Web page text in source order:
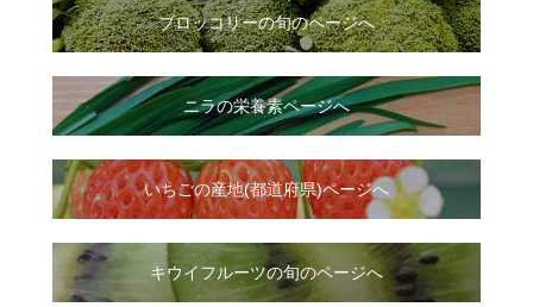
ブロッコリーの旬のページへ
ニラの栄養素ページへ
いちごの産地(都道府県)ページへ
キウイフルーツの旬のページへ